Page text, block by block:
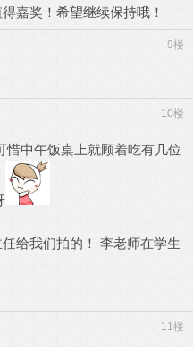
嘉奖！希望继续保持哦！
9楼
10楼
惜中午饭桌上就顾着吃有几位
给我们拍的！ 李老师在学生
11楼